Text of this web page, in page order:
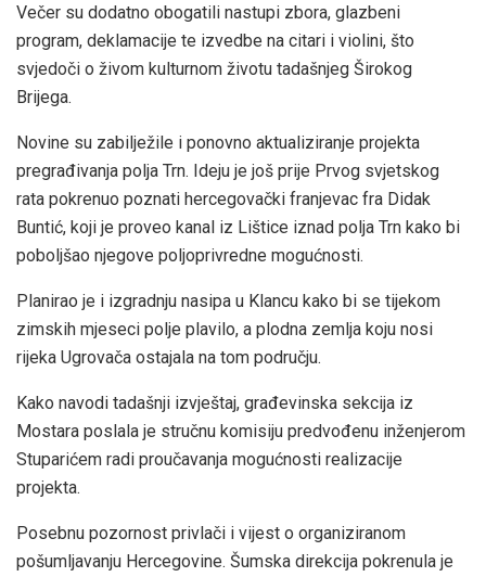
Večer su dodatno obogatili nastupi zbora, glazbeni
program, deklamacije te izvedbe na citari i violini, što
svjedoči o živom kulturnom životu tadašnjeg Širokog
Brijega.
Novine su zabilježile i ponovno aktualiziranje projekta
pregrađivanja polja Trn. Ideju je još prije Prvog svjetskog
rata pokrenuo poznati hercegovački franjevac fra Didak
Buntić, koji je proveo kanal iz Lištice iznad polja Trn kako bi
poboljšao njegove poljoprivredne mogućnosti.
Planirao je i izgradnju nasipa u Klancu kako bi se tijekom
zimskih mjeseci polje plavilo, a plodna zemlja koju nosi
rijeka Ugrovača ostajala na tom području.
Kako navodi tadašnji izvještaj, građevinska sekcija iz
Mostara poslala je stručnu komisiju predvođenu inženjerom
Stuparićem radi proučavanja mogućnosti realizacije
projekta.
Posebnu pozornost privlači i vijest o organiziranom
pošumljavanju Hercegovine. Šumska direkcija pokrenula je